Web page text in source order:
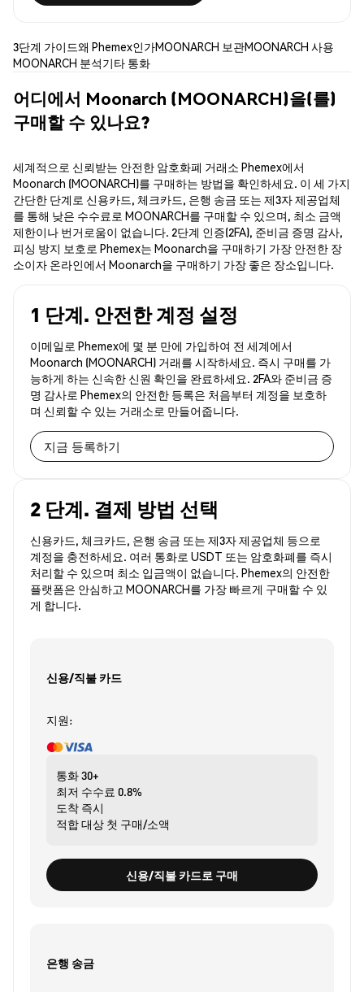
3단계 가이드왜 Phemex인가MOONARCH 보관MOONARCH 사용
MOONARCH 분석기타 통화
어디에서 Moonarch (MOONARCH)을(를)
구매할 수 있나요?
세계적으로 신뢰받는 안전한 암호화폐 거래소 Phemex에서
Moonarch (MOONARCH)를 구매하는 방법을 확인하세요. 이 세 가지
간단한 단계로 신용카드, 체크카드, 은행 송금 또는 제3자 제공업체
를 통해 낮은 수수료로 MOONARCH를 구매할 수 있으며, 최소 금액
제한이나 번거로움이 없습니다. 2단계 인증(2FA), 준비금 증명 감사,
피싱 방지 보호로 Phemex는 Moonarch을 구매하기 가장 안전한 장
소이자 온라인에서 Moonarch을 구매하기 가장 좋은 장소입니다.
1 단계. 안전한 계정 설정
이메일로 Phemex에 몇 분 만에 가입하여 전 세계에서
Moonarch (MOONARCH) 거래를 시작하세요. 즉시 구매를 가
능하게 하는 신속한 신원 확인을 완료하세요. 2FA와 준비금 증
명 감사로 Phemex의 안전한 등록은 처음부터 계정을 보호하
며 신뢰할 수 있는 거래소로 만들어줍니다.
지금 등록하기
2 단계. 결제 방법 선택
신용카드, 체크카드, 은행 송금 또는 제3자 제공업체 등으로
계정을 충전하세요. 여러 통화로 USDT 또는 암호화폐를 즉시
처리할 수 있으며 최소 입금액이 없습니다. Phemex의 안전한
플랫폼은 안심하고 MOONARCH를 가장 빠르게 구매할 수 있
게 합니다.
신용/직불 카드
지원:
통화30+
최저 수수료 0.8%
도착 즉시
적합 대상 첫 구매/소액
신용/직불 카드로 구매
은행 송금